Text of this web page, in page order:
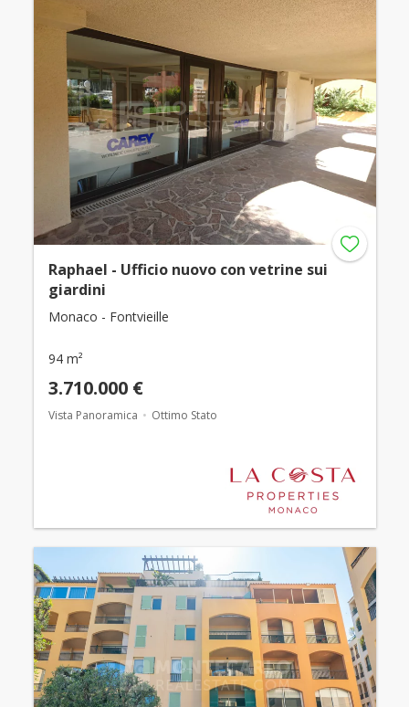
Raphael - Ufficio nuovo con vetrine sui
giardini
Monaco - Fontvieille
94 m²
3.710.000 €
Vista Panoramica Ottimo Stato